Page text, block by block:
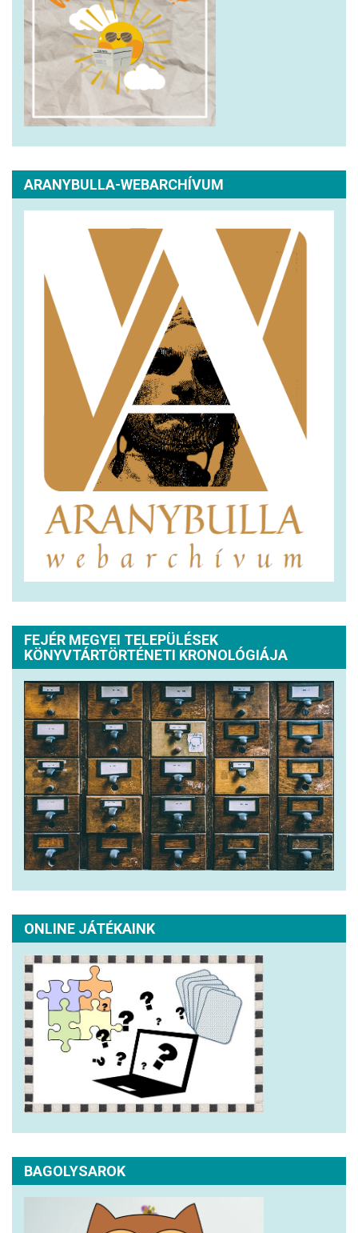
ARANYBULLA-WEBARCHÍVUM
FEJÉR MEGYEI TELEPÜLÉSEK
KÖNYVTÁRTÖRTÉNETI KRONOLÓGIÁJA
ONLINE JÁTÉKAINK
BAGOLYSAROK